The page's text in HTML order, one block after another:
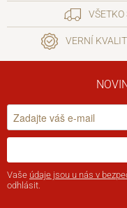
VERNÍ
Vaše údaje jsou u nás v
odhlásit.